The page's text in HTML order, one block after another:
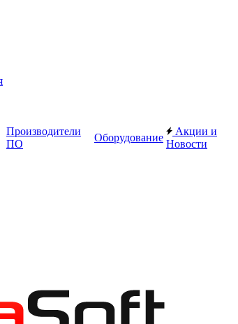
Производители
ПО
Оборудование
Акции и
Новости